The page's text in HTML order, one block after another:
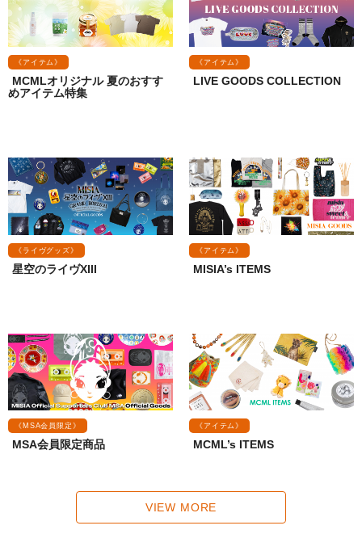
《アイテム》
MCMLオリジナル 夏のおすす
めアイテム特集
《アイテム》
LIVE GOODS COLLECTION
《ライヴグッズ》
星空のライヴXIII
《アイテム》
MISIA’s ITEMS
《MSA会員限定》
MSA会員限定商品
《アイテム》
MCML’s ITEMS
VIEW MORE